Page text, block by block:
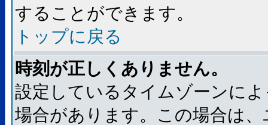
することができます。
トップに戻る
時刻が正しくありません。
設定しているタイムゾーンに
場合があります。この場合は